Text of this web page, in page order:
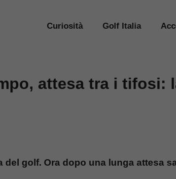
Curiosità Golf Italia
attesa tra i tifosi:
golf. Ora dopo una lunga attesa